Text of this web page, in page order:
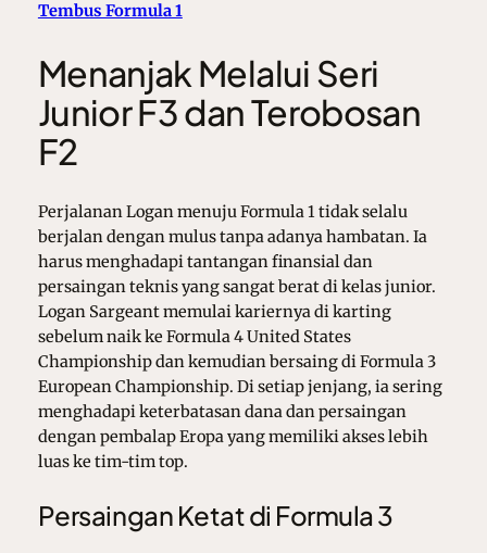
Tembus Formula 1
Menanjak Melalui Seri
Junior F3 dan Terobosan
F2
Perjalanan Logan menuju Formula 1 tidak selalu
berjalan dengan mulus tanpa adanya hambatan. Ia
harus menghadapi tantangan finansial dan
persaingan teknis yang sangat berat di kelas junior.
Logan Sargeantmemulai kariernya di karting
sebelum naik ke Formula 4 United States
Championshipdan kemudian bersaing di Formula 3
European Championship. Di setiap jenjang, ia sering
menghadapi keterbatasan dana dan persaingan
dengan pembalap Eropa yang memiliki akses lebih
luas ke tim-tim top.
Persaingan Ketat di Formula 3